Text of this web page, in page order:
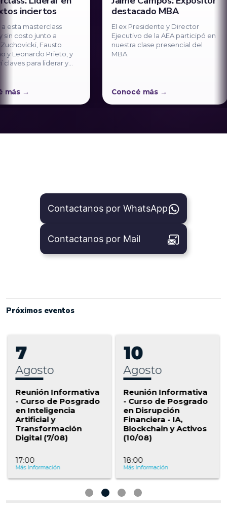
masterclass
junto a
Fausto
Prieto, y
para liderar y
destacado MBA
El ex Presidente y Director
Ejecutivo de la AEA participó en
nuestra clase presencial del
Conocé más
Contactanos por WhatsApp
Contactanos por Mail
Próximos eventos
7
agosto
Reunión Informativa
- Curso de Posgrado
en Inteligencia
Artificial y
Transformación
Digital (7/08)
17:00
Más Información
10
agosto
Reunión Informativa
- Curso de Posgrado
en Disrupción
Financiera - IA,
Blockchain y Activos
(10/08)
18:00
Más Información